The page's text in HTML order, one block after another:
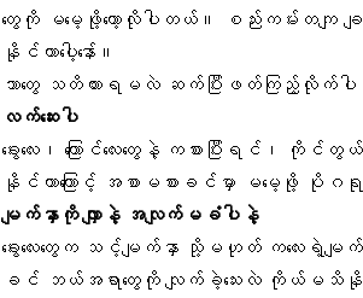
တွေကို မမေ့ဖို့တော့လိုပါတယ်။ စည်းကမ်းတက
နိုင်တာပေါ့နော်။
ဘာတွေ သတိထားရမလဲ ဆက်ပြီးဖတ်ကြည့်လိုက်ပါ
လက်ဆေးပါ
ခွေးလေး၊ ကြောင်လေးတွေနဲ့ ကစားပြီးရင်၊ ကိုင်တွ
နိုင်တာကြောင့် အစာမစားခင်မှာ မမေ့ဖို့ ပိုဂ
မျက်နှာကို လျှာနဲ့ အလျက်မခံပါနဲ့
ခွေးလေးတွေက သင့်မျက်နှာ သို့မဟုတ် ကလေးရဲ့
ခင် ဘယ်အရာတွေကို လျက်ခဲ့သေးလဲ ကိုယ်မသိ